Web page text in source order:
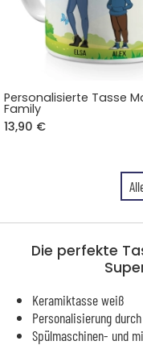
Personalisierte Tasse
Family
13,90 €
Die perfekte
Keramiktasse weiß
Personalisierung
Spülmaschinen- und